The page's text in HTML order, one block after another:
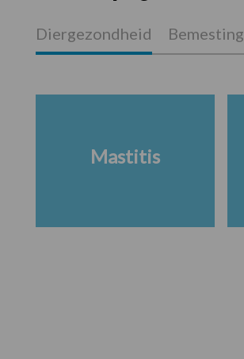
Diergezondheid Bemesting
Mastitis